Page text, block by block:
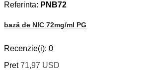
Referinta: PNB72
bază de NIC 72mg/ml PG
Recenzie(i): 0
Pret 71,97 USD